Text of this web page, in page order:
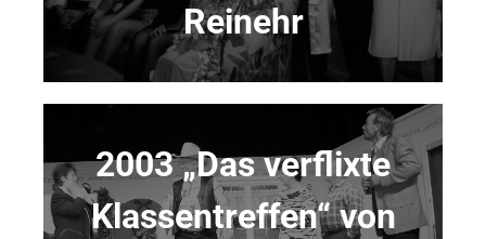
Reinehr
2003 „Das verflixte
Klassentreffen“ von